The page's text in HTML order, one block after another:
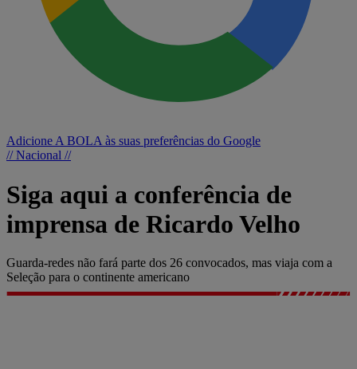
Adicione A BOLA às suas preferências do Google
// Nacional //
Siga aqui a conferência de
imprensa de Ricardo Velho
Guarda-redes não fará parte dos 26 convocados, mas viaja com a
Seleção para o continente americano